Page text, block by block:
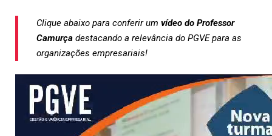
Clique abaixo para conferir um vídeo do Professor
Camurça destacando a relevância do PGVE para as
organizações empresariais!